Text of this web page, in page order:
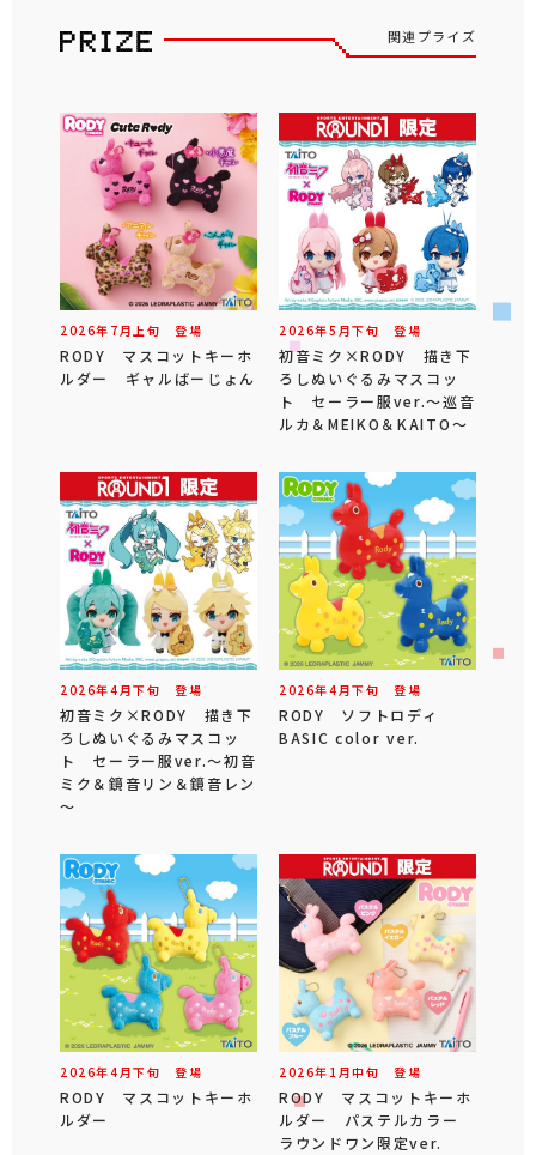
関連プライズ
2026年 7 月 上旬 登場
RODY マスコットキーホ
ルダー ギャルばーじょん
2026年5 月下旬 登場
初音ミク×RODY 描き下
ろしぬいぐるみマスコッ
ト セーラー服ver.～巡音
ルカ＆MEIKO＆KAITO～
2026年4 月下旬 登場
初音ミク×RODY 描き下
ろしぬいぐるみマスコッ
ト セーラー服ver.～初音
ミク＆鏡音リン＆鏡音レン
～
2026年4 月下旬 登場
RODY ソフトロディ
BASIC color ver.
2026年4 月下旬 登場
RODY マスコットキーホ
ルダー
2026年 1 月中旬 登場
RODY マスコットキーホ
ルダー パステルカラー
ラウンドワン限定ver.